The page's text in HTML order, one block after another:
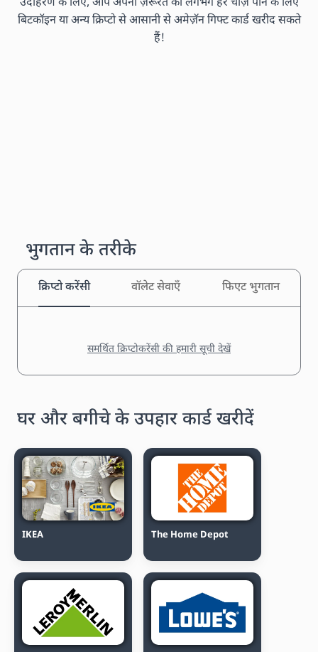
उदाहरण के लिए, आप अपनी ज़रूरत की लगभग हर चीज़ पाने के लिए
बिटकॉइन या अन्य क्रिप्टो से आसानी से अमेज़ॅन गिफ्ट कार्ड खरीद सकते
हैं!
भुगतान के तरीके
क्रिप्टो करेंसी वॉलेट सेवाएँ फिएट भुगतान
समर्थित क्रिप्टोकरेंसी की हमारी सूची देखें
घर और बगीचे के उपहार कार्ड खरीदें
IKEA The Home Depot